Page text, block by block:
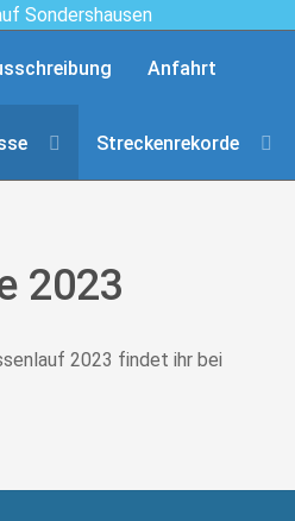
Anfahrt
Streckenrekorde
2023
2023 findet ihr bei